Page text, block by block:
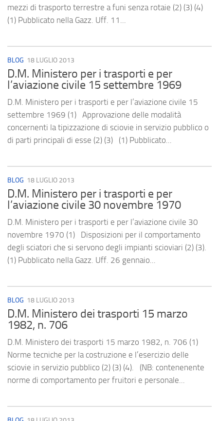
mezzi di trasporto terrestre a funi senza rotaie (2) (3) (4)
(1) Pubblicato nella Gazz. Uff. 11...
BLOG 18 LUGLIO 2013
D.M. Ministero per i trasporti e per
l’aviazione civile 15 settembre 1969
D.M. Ministero per i trasporti e per l’aviazione civile 15
settembre 1969 (1) Approvazione delle modalità
concernenti la tipizzazione di sciovie in servizio pubblico o
di parti principali di esse (2) (3) (1) Pubblicato...
BLOG 18 LUGLIO 2013
D.M. Ministero per i trasporti e per
l’aviazione civile 30 novembre 1970
D.M. Ministero per i trasporti e per l’aviazione civile 30
novembre 1970 (1) Disposizioni per il comportamento
degli sciatori che si servono degli impianti scioviari (2) (3).
(1) Pubblicato nella Gazz. Uff. 26 gennaio...
BLOG 18 LUGLIO 2013
D.M. Ministero dei trasporti 15 marzo
1982, n. 706
D.M. Ministero dei trasporti 15 marzo 1982, n. 706 (1)
Norme tecniche per la costruzione e l’esercizio delle
sciovie in servizio pubblico (2) (3) (4). (NB: contenenente
norme di comportamento per fruitori e personale...